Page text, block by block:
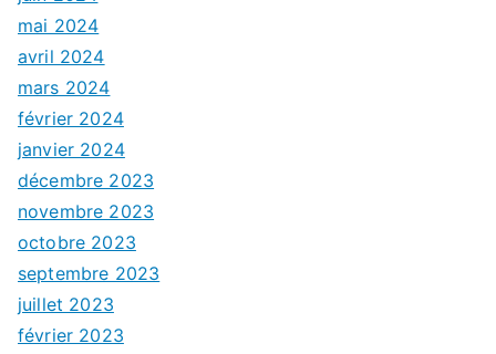
mai 2024
avril 2024
mars 2024
février 2024
janvier 2024
décembre 2023
novembre 2023
octobre 2023
septembre 2023
juillet 2023
février 2023